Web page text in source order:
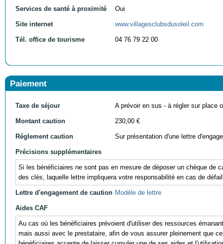
Services de santé à proximité Oui
Site internet www.villagesclubsdusoleil.com
Tél. office de tourisme 04 76 79 22 00
Paiement
Taxe de séjour A prévoir en sus - à régler sur place
Montant caution 230,00 €
Réglement caution Sur présentation d'une lettre
Précisions supplémentaires
Si les bénéficiaires ne sont pas en mesure de déposer un chèque de
des clés, laquelle lettre impliquera votre responsabilité en cas de
Lettre d'engagement de caution Modèle de lettre
Aides CAF
Au cas où les bénéficiaires prévoient d'utiliser des ressources
mais aussi avec le prestataire, afin de vous assurer pleinement que